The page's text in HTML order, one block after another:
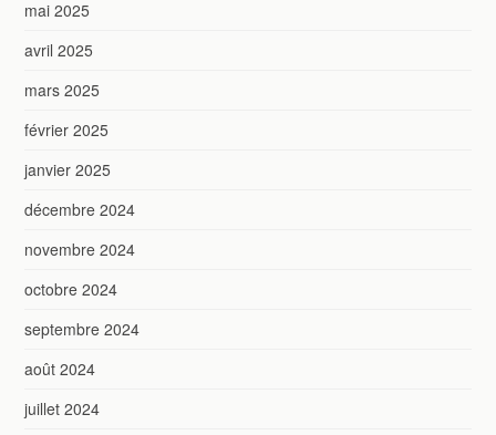
mai 2025
avril 2025
mars 2025
février 2025
janvier 2025
décembre 2024
novembre 2024
octobre 2024
septembre 2024
août 2024
juillet 2024